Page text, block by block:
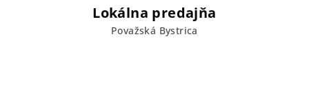
Lokálna predajňa
Považská Bystrica